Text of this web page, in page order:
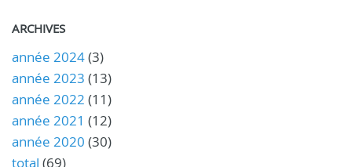
ARCHIVES
année 2024(3)
année 2023 (13)
année 2022 (11)
année 2021 (12)
année 2020 (30)
total (69)